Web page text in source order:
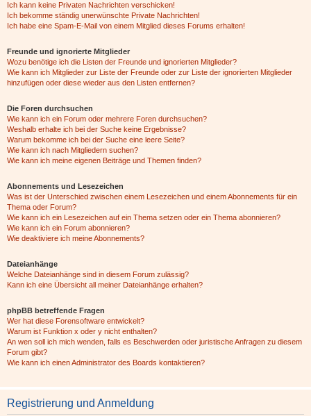
Ich kann keine Privaten Nachrichten verschicken!
Ich bekomme ständig unerwünschte Private Nachrichten!
Ich habe eine Spam-E-Mail von einem Mitglied dieses Forums erhalten!
Freunde und ignorierte Mitglieder
Wozu benötige ich die Listen der Freunde und ignorierten Mitglieder?
Wie kann ich Mitglieder zur Liste der Freunde oder zur Liste der ignorierten Mitglieder
hinzufügen oder diese wieder aus den Listen entfernen?
Die Foren durchsuchen
Wie kann ich ein Forum oder mehrere Foren durchsuchen?
Weshalb erhalte ich bei der Suche keine Ergebnisse?
Warum bekomme ich bei der Suche eine leere Seite?
Wie kann ich nach Mitgliedern suchen?
Wie kann ich meine eigenen Beiträge und Themen finden?
Abonnements und Lesezeichen
Was ist der Unterschied zwischen einem Lesezeichen und einem Abonnements für ein
Thema oder Forum?
Wie kann ich ein Lesezeichen auf ein Thema setzen oder ein Thema abonnieren?
Wie kann ich ein Forum abonnieren?
Wie deaktiviere ich meine Abonnements?
Dateianhänge
Welche Dateianhänge sind in diesem Forum zulässig?
Kann ich eine Übersicht all meiner Dateianhänge erhalten?
phpBB betreffende Fragen
Wer hat diese Forensoftware entwickelt?
Warum ist Funktion x oder y nicht enthalten?
An wen soll ich mich wenden, falls es Beschwerden oder juristische Anfragen zu diesem
Forum gibt?
Wie kann ich einen Administrator des Boards kontaktieren?
Registrierung und Anmeldung